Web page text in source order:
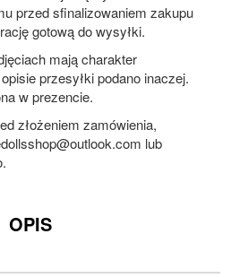
przed sfinalizowaniem zakupu
gotową do wysyłki.
mają charakter
przesyłki podano inaczej.
w prezencie.
złożeniem zamówienia,
lub
OPIS